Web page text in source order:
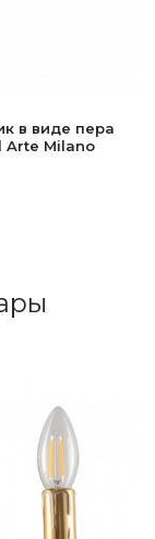
в виде пера
Arte Milano